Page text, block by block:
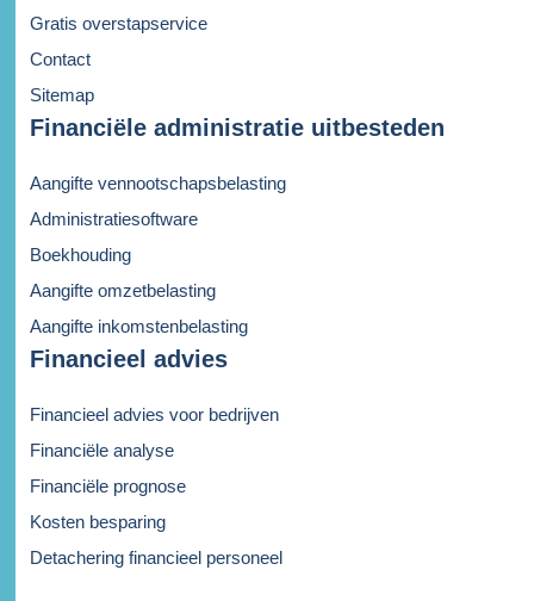
Gratis overstapservice
Contact
Sitemap
Financiële administratie uitbesteden
Aangifte vennootschapsbelasting
Administratiesoftware
Boekhouding
Aangifte omzetbelasting
Aangifte inkomstenbelasting
Financieel advies
Financieel advies voor bedrijven
Financiële analyse
Financiële prognose
Kosten besparing
Detachering financieel personeel